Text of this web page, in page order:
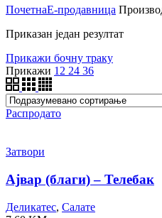
ПочетнаЕ-продавница
Приказан један резултат
Прикажи бочну траку
Прикажи 12 24 36
Распродато
Затвори
Ајвар (благи) – Телебак
Деликатес, Салате